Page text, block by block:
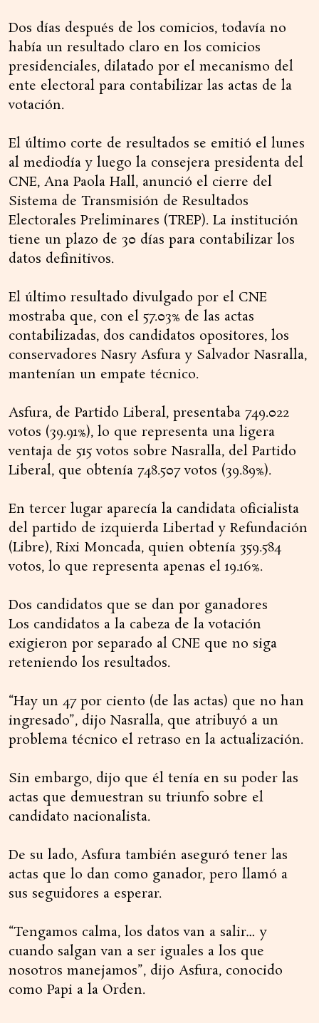
Dos días después de los comicios, todavía no
había un resultado claro en los comicios
presidenciales, dilatado por el mecanismo del
ente electoral para contabilizar las actas de la
votación.
El último corte de resultados se emitió el lunes
al mediodía y luego la consejera presidenta del
CNE, Ana Paola Hall, anunció el cierre del
Sistema de Transmisión de Resultados
Electorales Preliminares (TREP). La institución
tiene un plazo de 30 días para contabilizar los
datos definitivos.
El último resultado divulgado por el CNE
mostraba que, con el 57.03% de las actas
contabilizadas, dos candidatos opositores, los
conservadores Nasry Asfura y Salvador Nasralla,
mantenían un empate técnico.
Asfura, de Partido Liberal, presentaba 749.022
votos (39.91%), lo que representa una ligera
ventaja de 515 votos sobre Nasralla, del Partido
Liberal, que obtenía 748.507 votos (39.89%).
En tercer lugar aparecía la candidata oficialista
del partido de izquierda Libertad y Refundación
(Libre), Rixi Moncada, quien obtenía 359.584
votos, lo que representa apenas el 19.16%.
Dos candidatos que se dan por ganadores
Los candidatos a la cabeza de la votación
exigieron por separado al CNE que no siga
reteniendo los resultados.
“Hay un 47 por ciento (de las actas) que no han
ingresado”, dijo Nasralla, que atribuyó a un
problema técnico el retraso en la actualización.
Sin embargo, dijo que él tenía en su poder las
actas que demuestran su triunfo sobre el
candidato nacionalista.
De su lado, Asfura también aseguró tener las
actas que lo dan como ganador, pero llamó a
sus seguidores a esperar.
“Tengamos calma, los datos van a salir… y
cuando salgan van a ser iguales a los que
nosotros manejamos”, dijo Asfura, conocido
como Papi a la Orden.